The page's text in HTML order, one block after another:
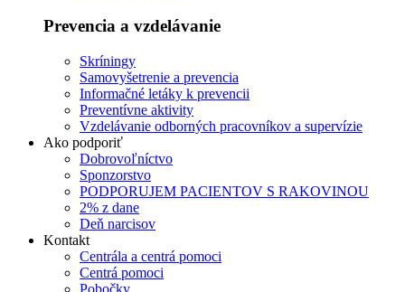
Prevencia a vzdelávanie
Skríningy
Samovyšetrenie a prevencia
Informačné letáky k prevencii
Preventívne aktivity
Vzdelávanie odborných pracovníkov a supervízie
Ako podporiť
Dobrovoľníctvo
Sponzorstvo
PODPORUJEM PACIENTOV S RAKOVINOU
2% z dane
Deň narcisov
Kontakt
Centrála a centrá pomoci
Centrá pomoci
Pobočky